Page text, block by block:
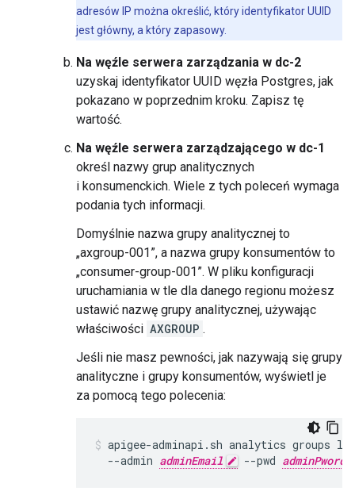
adresów IP można określić, który identyfikator UUID
jest główny, a który zapasowy.
Na węźle serwera zarządzania w dc-2
uzyskaj identyfikator UUID węzła Postgres, jak
pokazano w poprzednim kroku. Zapisz tę
wartość.
Na węźle serwera zarządzającego w dc-1
określ nazwy grup analitycznych
i konsumenckich. Wiele z tych poleceń wymaga
podania tych informacji.
Domyślnie nazwa grupy analitycznej to
„axgroup-001”, a nazwa grupy konsumentów to
„consumer-group-001”. W pliku konfiguracji
uruchamiania w tle dla danego regionu możesz
ustawić nazwę grupy analitycznej, używając
właściwości AXGROUP .
Jeśli nie masz pewności, jak nazywają się grupy
analityczne i grupy konsumentów, wyświetl je
za pomocą tego polecenia:
apigee-adminapi.sh analytics groups
  --admin
adminEmail --pwd adminPword